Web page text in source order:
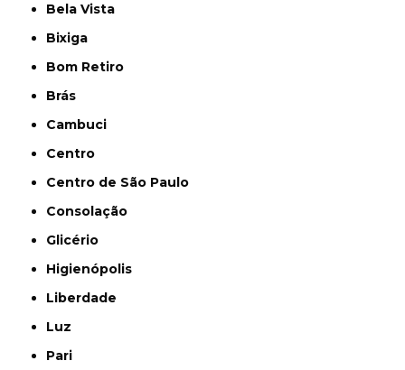
Bela Vista
Bixiga
Bom Retiro
Brás
Cambuci
Centro
Centro de São Paulo
Consolação
Glicério
Higienópolis
Liberdade
Luz
Pari